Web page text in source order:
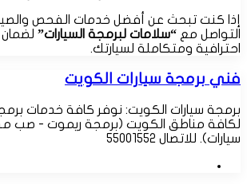
إذا كنت تبحث عن أفضل خدمات الفحص
التواصل مع “سلامات لبرمجة السيارات”
احترافية ومتكاملة لسيارتك.
فني برمجة سيارات الكويت
لكافة مناطق الكويت (برمجة ريموت - صب
سيارات). للاتصال 55001552